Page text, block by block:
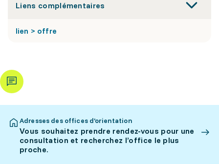
Liens complémentaires
lien > offre
Adresses des offices d’orientation
Vous souhaitez prendre rendez-vous pour une
consultation et recherchez l’office le plus
proche.